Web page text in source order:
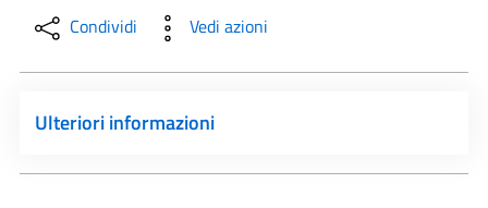
Condividi Vedi azioni
Ulteriori informazioni